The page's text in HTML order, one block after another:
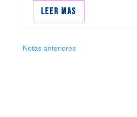
Leer mas
Notas anteriores